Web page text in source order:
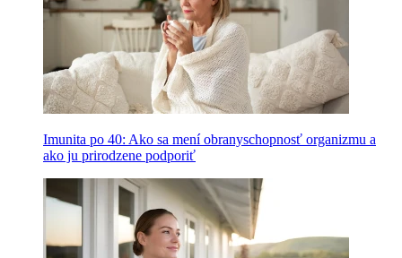
Imunita po 40: Ako sa mení obranyschopnosť organizmu a
ako ju prirodzene podporiť